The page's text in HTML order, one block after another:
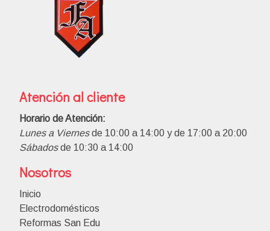
Atención al cliente
Horario de Atención:
Lunes a Viernesde 10:00 a 14:00 y de 17:00 a 20:00
Sábadosde 10:30 a 14:00
Nosotros
Inicio
Electrodomésticos
Reformas San Edu